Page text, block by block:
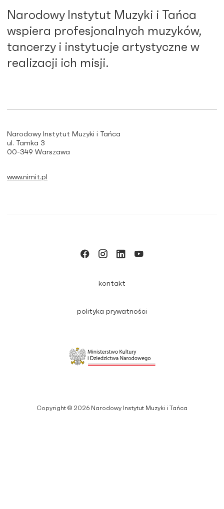
Narodowy Instytut Muzyki i Tańca
wspiera profesjonalnych muzyków,
tancerzy i instytucje artystyczne w
realizacji ich misji.
Narodowy Instytut Muzyki i Tańca
ul. Tamka 3
00-349 Warszawa
www.nimit.pl
Copyright © 2026 Narodowy Instytut Muzyki i Tańca
kontakt
polityka prywatności